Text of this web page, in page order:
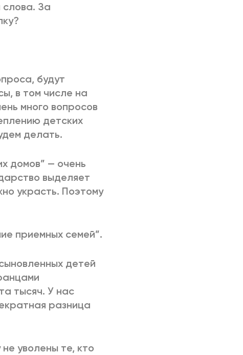
За
будут
в том числе на
много вопросов
детских
делать.
домов” — очень
выделяет
украсть. Поэтому
приемных семей”.
детей
тысяч. У нас
разница
уволены те, кто